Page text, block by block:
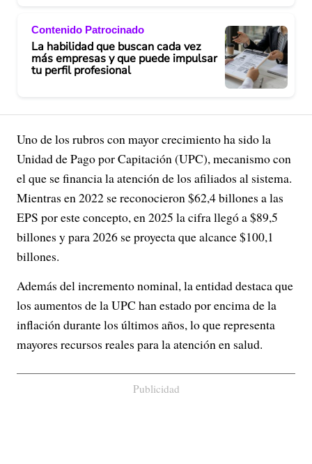
Contenido Patrocinado
La habilidad que buscan cada vez
más empresas y que puede impulsar
tu perfil profesional
Uno de los rubros con mayor crecimiento ha sido la
Unidad de Pago por Capitación (UPC), mecanismo con
el que se financia la atención de los afiliados al sistema.
Mientras en 2022 se reconocieron $62,4 billones a las
EPS por este concepto, en 2025 la cifra llegó a $89,5
billones y para 2026 se proyecta que alcance $100,1
billones.
Además del incremento nominal, la entidad destaca que
los aumentos de la UPC han estado por encima de la
inflación durante los últimos años, lo que representa
mayores recursos reales para la atención en salud.
Publicidad